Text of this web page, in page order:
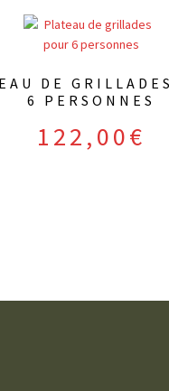
DE
6 PERSONNES
122,00€